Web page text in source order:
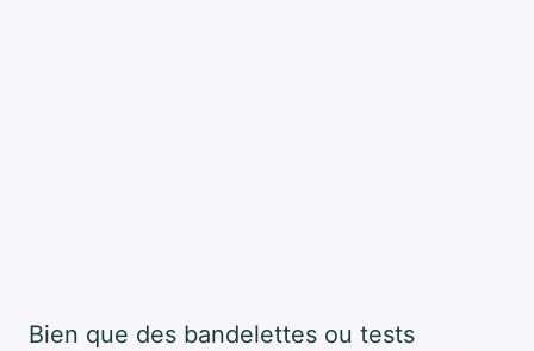
Bien que des bandelettes ou tests